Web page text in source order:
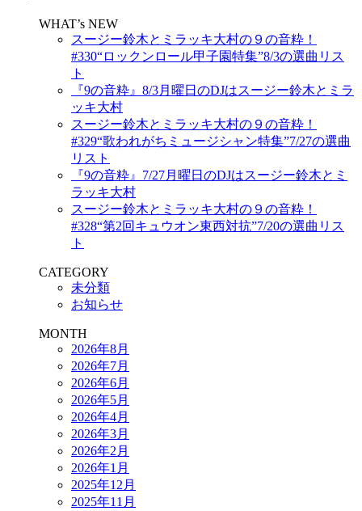
WHAT’s NEW
スージー鈴木とミラッキ大村の９の音粋！
#330“ロックンロール甲子園特集”8/3の選曲リス
ト
『9の音粋』8/3月曜日のDJはスージー鈴木とミラ
ッキ大村
スージー鈴木とミラッキ大村の９の音粋！
#329“歌われがちミュージシャン特集”7/27の選曲
リスト
『9の音粋』7/27月曜日のDJはスージー鈴木とミ
ラッキ大村
スージー鈴木とミラッキ大村の９の音粋！
#328“第2回キュウオン東西対抗”7/20の選曲リス
ト
CATEGORY
未分類
お知らせ
MONTH
2026年8月
2026年7月
2026年6月
2026年5月
2026年4月
2026年3月
2026年2月
2026年1月
2025年12月
2025年11月